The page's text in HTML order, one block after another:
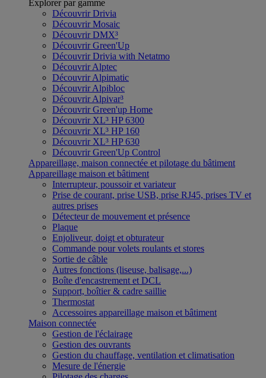
Explorer par gamme
Découvrir Drivia
Découvrir Mosaic
Découvrir DMX³
Découvrir Green'Up
Découvrir Drivia with Netatmo
Découvrir Alptec
Découvrir Alpimatic
Découvrir Alpibloc
Découvrir Alpivar³
Découvrir Green'up Home
Découvrir XL³ HP 6300
Découvrir XL³ HP 160
Découvrir XL³ HP 630
Découvrir Green'Up Control
Appareillage, maison connectée et pilotage du bâtiment
Appareillage maison et bâtiment
Interrupteur, poussoir et variateur
Prise de courant, prise USB, prise RJ45, prises TV et
autres prises
Détecteur de mouvement et présence
Plaque
Enjoliveur, doigt et obturateur
Commande pour volets roulants et stores
Sortie de câble
Autres fonctions (liseuse, balisage,...)
Boîte d'encastrement et DCL
Support, boîtier & cadre saillie
Thermostat
Accessoires appareillage maison et bâtiment
Maison connectée
Gestion de l'éclairage
Gestion des ouvrants
Gestion du chauffage, ventilation et climatisation
Mesure de l'énergie